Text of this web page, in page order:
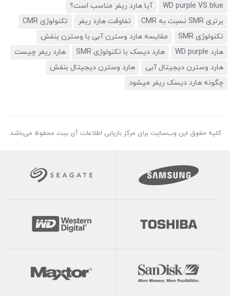
WD purple VS blue
آیا هارد ریفر مناسب است؟
برتری SMR نسبت به CMR
تفاوقت هارد ریفر
تکنولوژی CMR
تکنولوژی SMR
مقایسه هارد وسترن آبی با وسترن بنفش
هارد WD purple
هارد دیسک با تکنولوژی SMR
هارد ریفر چیست
هارد وسترن دیجیتال آبی
هارد وسترن دیجیتال بنفش
چگونه هارد دیسک ریفر میشود
کلیه حقوق این وب‌سایت برای مرکز بازیابی اطلاعات آی بیت محفوظ می‌باشد.